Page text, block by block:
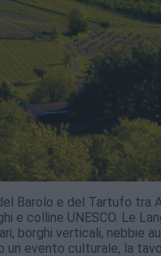
Barolo e del Tartufo tra
e colline UNESCO. Le
borghi verticali, nebbie
un evento culturale, la